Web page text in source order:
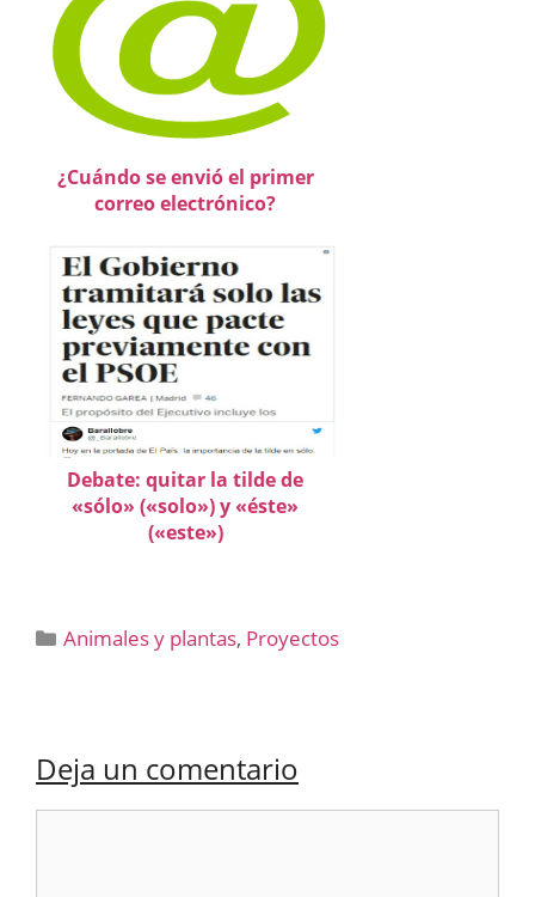
¿Cuándo se envió el primer
correo electrónico?
Debate: quitar la tilde de
«sólo» («solo») y «éste»
(«este»)
Categorías
Animales y plantas, Proyectos
Deja un comentario